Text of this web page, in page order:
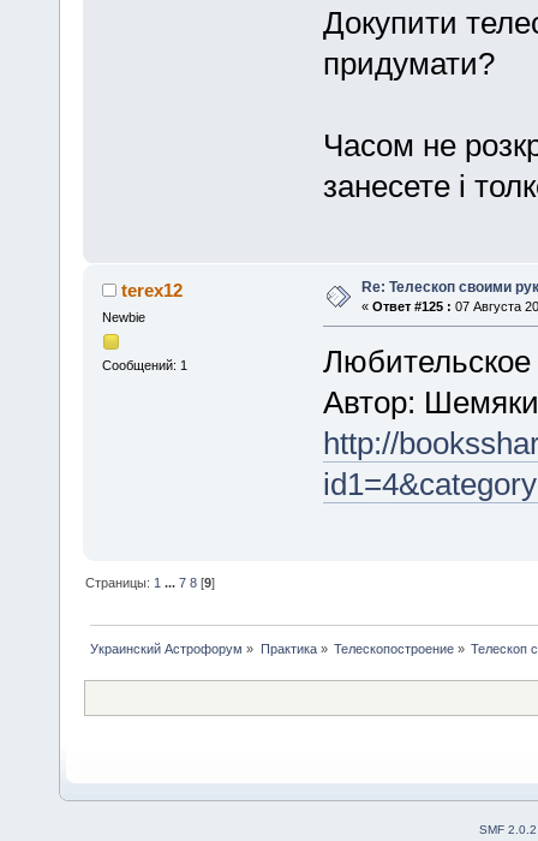
Докупити
придумати?
Часом не
занесете і
terex12
Newbie
Сообщений: 1
Re: Телескоп своими
« Ответ #125 : 07 Августа
Любительское
Автор:
http://
Страницы: 1 ...7 8 [9]
Украинский Астрофорум » Практика» Телескопостроение» Телескоп
SMF 2.0.2